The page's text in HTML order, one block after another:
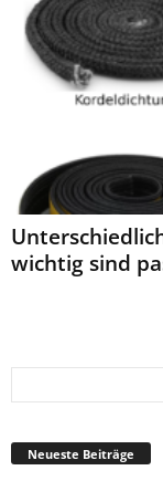
wichtig sind
Neueste Beiträge